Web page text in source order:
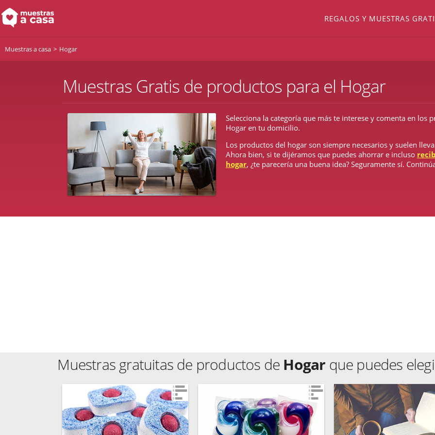
REGALOS Y MUESTRAS
Muestras a casa Hogar
Muestras Gratis de productos para el Hogar
Selecciona la categoría que más te interese y comenta en los
Hogar en tu domicilio.
Los productos del hogar son siempre necesarios y suelen
Ahora bien, si te dijéramos que puedes ahorrar e incluso
hogar, ¿te parecería una buena idea? Seguramente sí.
Muestras gratuitas de productos de Hogar que puedes